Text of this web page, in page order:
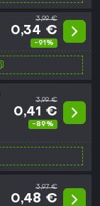
3,99 €
0,34 €
-91%
3,99 €
0,41 €
-89%
3,97 €
0,48 €